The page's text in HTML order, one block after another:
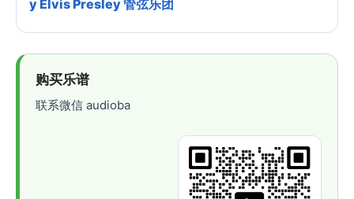
y Elvis Presley 管弦乐团
购买乐谱
联系微信 audioba